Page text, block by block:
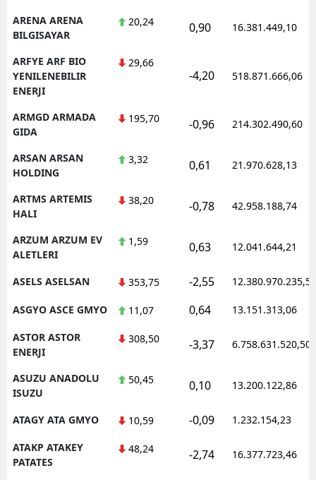
ARENA ARENA
BILGISAYAR
20,24 0,90 16.381.449,10
ARFYE ARF BIO
YENILENEBILIR
ENERJI
29,66
-4,20 518.871.666,06
ARMGD ARMADA
GIDA
195,70 -0,96 214.302.490,60
ARSAN ARSAN
HOLDING
3,32 0,61 21.970.628,13
ARTMS ARTEMIS
HALI
38,20 -0,78 42.958.188,74
ARZUM ARZUM EV
ALETLERI
1,59 0,63 12.041.644,21
ASELS ASELSAN 353,75 -2,55 12.380.970.235,50
ASGYO ASCE GMYO 11,07 0,64 13.151.313,06
ASTOR ASTOR
ENERJI
308,50 -3,37 6.758.631.520,50
ASUZU ANADOLU
ISUZU
50,45 0,10 13.200.122,86
ATAGY ATA GMYO 10,59 -0,09 1.232.154,23
ATAKP ATAKEY
PATATES
48,24 -2,74 16.377.723,46